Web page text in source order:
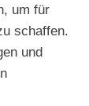
um für
schaffen.
und